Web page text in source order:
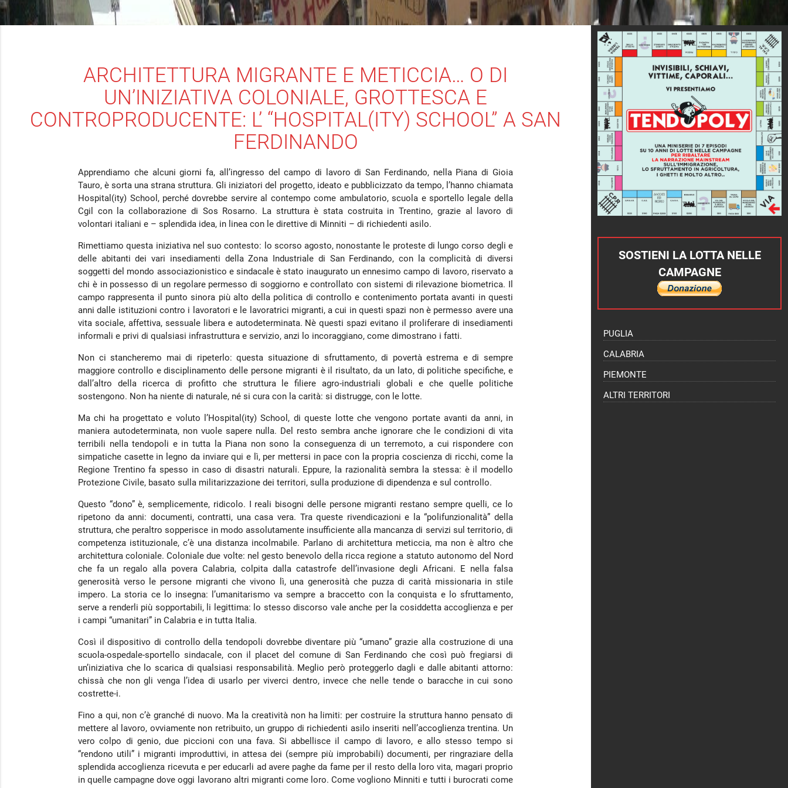
ARCHITETTURA MIGRANTE E METICCIA… O DI
UN’INIZIATIVA COLONIALE, GROTTESCA E
CONTROPRODUCENTE: L’ “HOSPITAL(ITY) SCHOOL” A SAN
FERDINANDO
Apprendiamo che alcuni giorni fa, all’ingresso del campo di lavoro di San Ferdinando, nella Piana di Gioia
Tauro, è sorta una strana struttura. Gli iniziatori del progetto, ideato e pubblicizzato da tempo, l’hanno chiamata
Hospital(ity) School, perché dovrebbe servire al contempo come ambulatorio, scuola e sportello legale della
Cgil con la collaborazione di Sos Rosarno. La struttura è stata costruita in Trentino, grazie al lavoro di
volontari italiani e – splendida idea, in linea con le direttive di Minniti – di richiedenti asilo.
Rimettiamo questa iniziativa nel suo contesto: lo scorso agosto, nonostante le proteste di lungo corso degli e
delle abitanti dei vari insediamenti della Zona Industriale di San Ferdinando, con la complicità di diversi
soggetti del mondo associazionistico e sindacale è stato inaugurato un ennesimo campo di lavoro, riservato a
chi è in possesso di un regolare permesso di soggiorno e controllato con sistemi di rilevazione biometrica. Il
campo rappresenta il punto sinora più alto della politica di controllo e contenimento portata avanti in questi
anni dalle istituzioni contro i lavoratori e le lavoratrici migranti, a cui in questi spazi non è permesso avere una
vita sociale, affettiva, sessuale libera e autodeterminata. Nè questi spazi evitano il proliferare di insediamenti
informali e privi di qualsiasi infrastruttura e servizio, anzi lo incoraggiano, come dimostrano i fatti.
Non ci stancheremo mai di ripeterlo: questa situazione di sfruttamento, di povertà estrema e di sempre
maggiore controllo e disciplinamento delle persone migranti è il risultato, da un lato, di politiche specifiche, e
dall’altro della ricerca di profitto che struttura le filiere agro-industriali globali e che quelle politiche
sostengono. Non ha niente di naturale, né si cura con la carità: si distrugge, con le lotte.
Ma chi ha progettato e voluto l’Hospital(ity) School, di queste lotte che vengono portate avanti da anni, in
maniera autodeterminata, non vuole sapere nulla. Del resto sembra anche ignorare che le condizioni di vita
terribili nella tendopoli e in tutta la Piana non sono la conseguenza di un terremoto, a cui rispondere con
simpatiche casette in legno da inviare qui e lì, per mettersi in pace con la propria coscienza di ricchi, come la
Regione Trentino fa spesso in caso di disastri naturali. Eppure, la razionalità sembra la stessa: è il modello
Protezione Civile, basato sulla militarizzazione dei territori, sulla produzione di dipendenza e sul controllo.
Questo “dono” è, semplicemente, ridicolo. I reali bisogni delle persone migranti restano sempre quelli, ce lo
ripetono da anni: documenti, contratti, una casa vera. Tra queste rivendicazioni e la “polifunzionalità” della
struttura, che peraltro sopperisce in modo assolutamente insufficiente alla mancanza di servizi sul territorio, di
competenza istituzionale, c’è una distanza incolmabile. Parlano di architettura meticcia, ma non è altro che
architettura coloniale. Coloniale due volte: nel gesto benevolo della ricca regione a statuto autonomo del Nord
che fa un regalo alla povera Calabria, colpita dalla catastrofe dell’invasione degli Africani. E nella falsa
generosità verso le persone migranti che vivono lì, una generosità che puzza di carità missionaria in stile
impero. La storia ce lo insegna: l’umanitarismo va sempre a braccetto con la conquista e lo sfruttamento,
serve a renderli più sopportabili, li legittima: lo stesso discorso vale anche per la cosiddetta accoglienza e per
i campi “umanitari” in Calabria e in tutta Italia.
Così il dispositivo di controllo della tendopoli dovrebbe diventare più “umano” grazie alla costruzione di una
scuola-ospedale-sportello sindacale, con il placet del comune di San Ferdinando che così può fregiarsi di
un’iniziativa che lo scarica di qualsiasi responsabilità. Meglio però proteggerlo dagli e dalle abitanti attorno:
chissà che non gli venga l’idea di usarlo per viverci dentro, invece che nelle tende o baracche in cui sono
costrette-i.
Fino a qui, non c’è granché di nuovo. Ma la creatività non ha limiti: per costruire la struttura hanno pensato di
mettere al lavoro, ovviamente non retribuito, un gruppo di richiedenti asilo inseriti nell’accoglienza trentina. Un
vero colpo di genio, due piccioni con una fava. Si abbellisce il campo di lavoro, e allo stesso tempo si
“rendono utili” i migranti improduttivi, in attesa dei (sempre più improbabili) documenti, per ringraziare della
splendida accoglienza ricevuta e per educarli ad avere paghe da fame per il resto della loro vita, magari proprio
in quelle campagne dove oggi lavorano altri migranti come loro. Come vogliono Minniti e tutti i burocrati come
SOSTIENI LA LOTTA NELLE
CAMPAGNE
PUGLIA
CALABRIA
PIEMONTE
ALTRI TERRITORI